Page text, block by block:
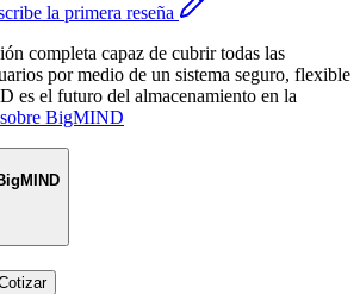
la primera reseña
completa capaz de cubrir todas las
por medio de un sistema seguro, flexible
es el futuro del almacenamiento en la
BigMIND